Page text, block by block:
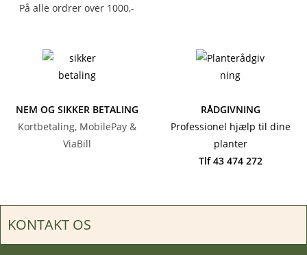
På alle ordrer over 1000,-
NEM OG SIKKER BETALING
Kortbetaling, MobilePay &
ViaBill
RÅDGIVNING
Professionel hjælp til dine
planter
Tlf 43 474 272
KONTAKT OS